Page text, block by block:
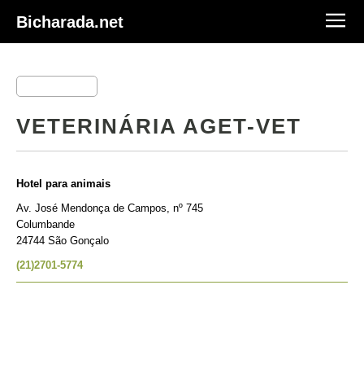
Bicharada.net
VETERINÁRIA AGET-VET
Hotel para animais
Av. José Mendonça de Campos, nº 745
Columbande
24744 São Gonçalo
(21)2701-5774